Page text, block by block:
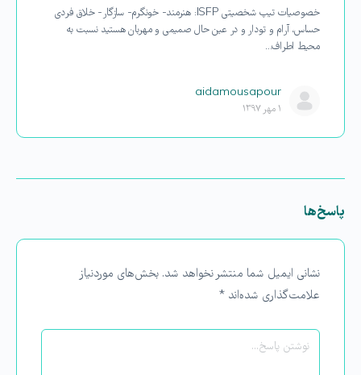
خصوصیات تیپ شخصیتی ISFP: هنرمند- خونگرم- سازگار- خلاق فردی
حساس، آرام و تودار و در عین حال صمیمی و مهربان هستید نسبت به
محیط اطراف…
aidamousapour
۱ مهر ۱۳۹۷
پاسخ‌ها
نشانی ایمیل شما منتشر نخواهد شد. بخش‌های موردنیاز
علامت‌گذاری شده‌اند *